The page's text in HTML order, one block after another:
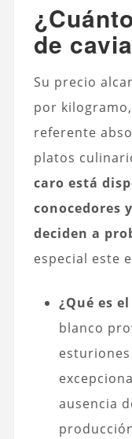
de
Su precio
por
referente
platos
caro está
conocedores
deciden a
especial este
¿Qué es
blanco
ausencia